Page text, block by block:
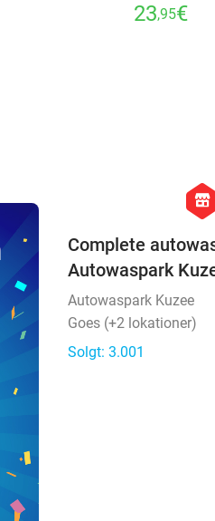
23,95€
store
Complete
Autowaspark
Autowaspark Kuzee
Goes (+2 lokationer)
Solgt: 3.001